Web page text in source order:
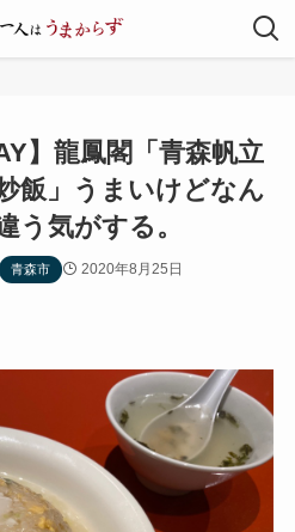
】龍鳳閣「青森帆立
飯」うまいけどなん
う気がする。
青森市 2020年8月25日